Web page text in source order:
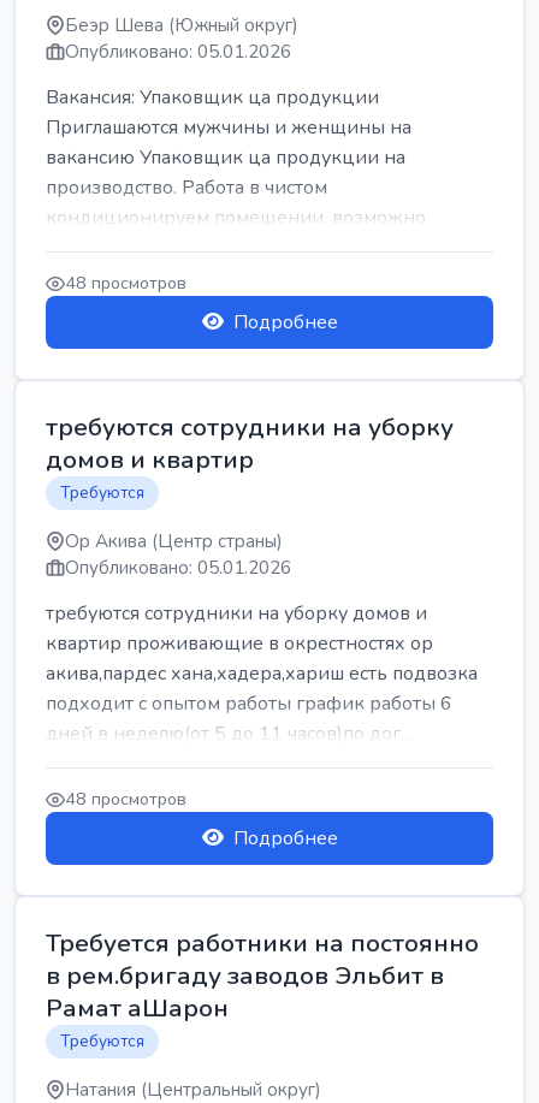
Беэр Шева (Южный округ)
Опубликовано: 05.01.2026
Вакансия: Упаковщик ца продукции
Приглашаются мужчины и женщины на
вакансию Упаковщик ца продукции на
производство. Работа в чистом
кондиционируем помещении, возможно
работать сидя. Работа с воскресен...
48 просмотров
Подробнее
требуются сотрудники на уборку
домов и квартир
Требуются
Ор Акива (Центр страны)
Опубликовано: 05.01.2026
требуются сотрудники на уборку домов и
квартир проживающие в окрестностях ор
акива,пардес хана,хадера,хариш есть подвозка
подходит с опытом работы график работы 6
дней в неделю(от 5 до 11 часов)по дог...
48 просмотров
Подробнее
Требуется работники на постоянно
в рем.бригаду заводов Эльбит в
Рамат аШарон
Требуются
Натания (Центральный округ)